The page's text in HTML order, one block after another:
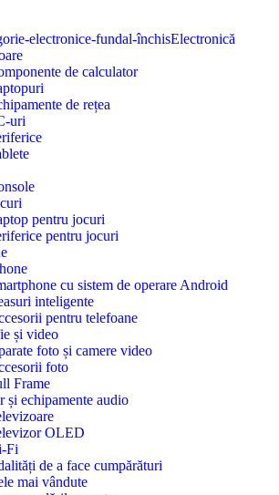
Electronică
de calculator
de rețea
uri
pentru jocuri
pentru jocuri
cu sistem de operare Android
inteligente
pentru telefoane
și video
foto și camere video
foto
Frame
și echipamente audio
OLED
Fi
de a face cumpărături
mai vândute